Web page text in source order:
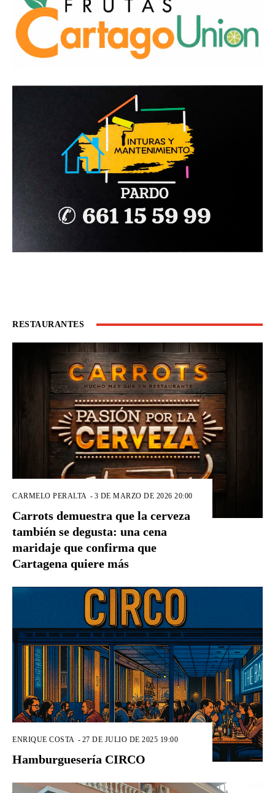
RESTAURANTES
CARMELO PERALTA - 3 DE MARZO DE 2026 20:00
Carrots demuestra que la cerveza
también se degusta: una cena
maridaje que confirma que
Cartagena quiere más
ENRIQUE COSTA - 27 DE JULIO DE 2025 19:00
Hamburguesería CIRCO